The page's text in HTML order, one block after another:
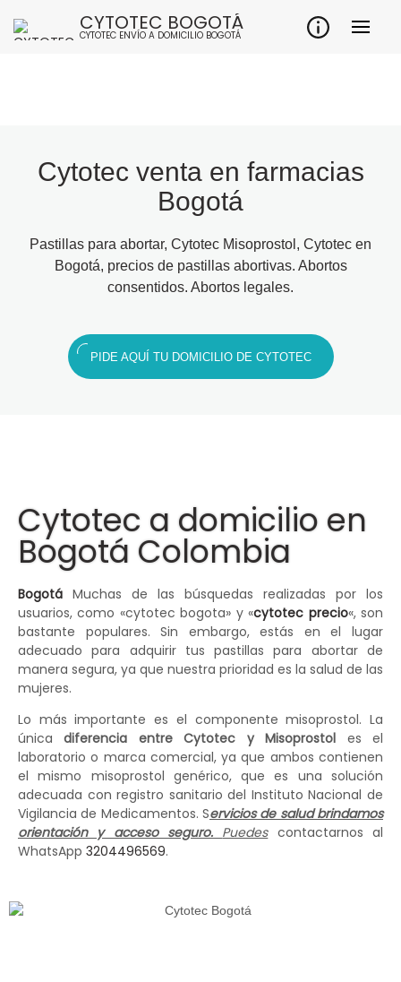
CYTOTEC BOGOTÁ
CYTOTEC ENVÍO A DOMICILIO BOGOTÁ
Cytotec venta en farmacias
Bogotá
Pastillas para abortar, Cytotec Misoprostol, Cytotec en
Bogotá, precios de pastillas abortivas. Abortos
consentidos. Abortos legales.
PIDE AQUÍ TU DOMICILIO DE CYTOTEC
Cytotec a domicilio en
Bogotá Colombia
Bogotá Muchas de las búsquedas realizadas por los
usuarios, como «cytotec bogota» y «cytotec precio«, son
bastante populares. Sin embargo, estás en el lugar
adecuado para adquirir tus pastillas para abortar de
manera segura, ya que nuestra prioridad es la salud de las
mujeres.
Lo más importante es el componente misoprostol. La
únicadiferencia entre Cytotec y Misoprostol es el
laboratorio o marca comercial, ya que ambos contienen
el mismo misoprostol genérico, que es una solución
adecuada con registro sanitario del Instituto Nacional de
Vigilancia de Medicamentos. Servicios de salud brindamos
orientación y acceso seguro. Puedescontactarnos al
WhatsApp 3204496569.